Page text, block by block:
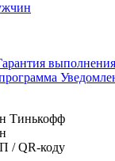
выполнения
Тинькофф
/ QR-коду